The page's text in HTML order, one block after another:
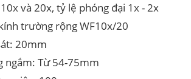
và 20x, tỷ lệ phóng đại 1x - 2x
trường rộng WF10x/20
20mm
ngắm: Từ 54-75mm